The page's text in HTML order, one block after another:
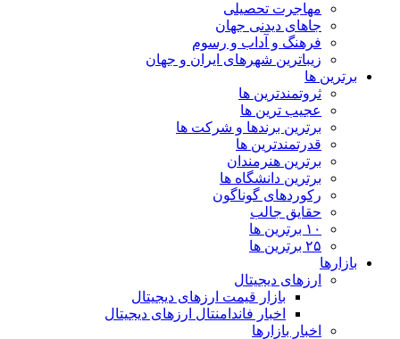
مهاجرت تحصیلی
جاهای دیدنی جهان
فرهنگ و آداب و رسوم
زیباترین شهرهای ایران و جهان
برترین ها
ثروتمندترین ها
عجیب ترین ها
برترین برندها و شرکت ها
قدرتمندترین ها
برترین هنرمندان
برترین دانشگاه ها
رکوردهای گوناگون
حقایق جالب
۱۰ برترین ها
۲۵ برترین ها
بازارها
ارزهای دیجیتال
بازار قیمت ارزهای دیجیتال
اخبار فاندامنتال ارزهای دیجیتال
اخبار بازارها